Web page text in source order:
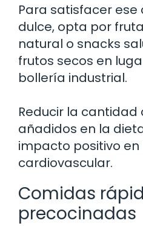
Para satisfacer
dulce, opta por
natural o snacks
frutos secos en
bollería industrial.
Reducir la cantidad
añadidos en la
impacto positivo en
cardiovascular.
Comidas
precocinadas